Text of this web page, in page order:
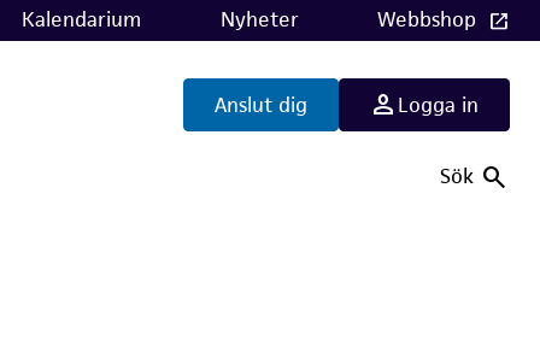
Kalendarium Nyheter Webbshop
Anslut dig Logga in
Sök